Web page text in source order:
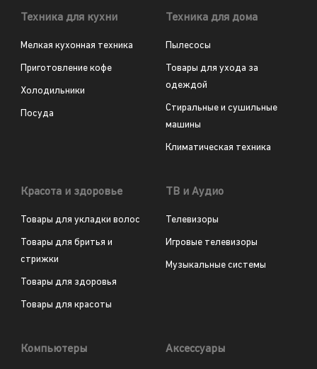
Техника для кухни
Мелкая кухонная техника
Приготовление кофе
Холодильники
Посуда
Техника для дома
Пылесосы
Товары для ухода за
одеждой
Стиральные и сушильные
машины
Климатическая техника
Красота и здоровье
Товары для укладки волос
Товары для бритья и
стрижки
Товары для здоровья
Товары для красоты
ТВ и Аудио
Телевизоры
Игровые телевизоры
Музыкальные системы
Компьютеры Аксессуары